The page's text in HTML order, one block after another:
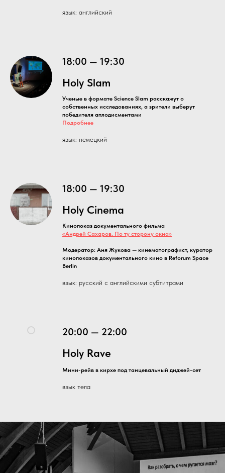
язык: английский
18:00 — 19:30
Holy Slam
Ученые в формате Science Slam расскажут о
собственных исследованиях, а зрители выберут
победителя аплодисментами
Подробнее
язык: немецкий
18:00 — 19:30
Holy Cinema
Кинопоказ документального фильма
«Андрей Сахаров. По ту сторону окна»
Модератор: Аня Жукова — кинематографист, куратор
кинопоказов документального кино в Reforum Space
Berlin
язык: русский с английскими субтитрами
20:00 — 22:00
Holy Rave
Мини-рейв в кирхе под танцевальный диджей-сет
язык тела